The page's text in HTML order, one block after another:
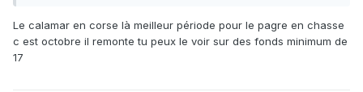
Le calamar en corse là meilleur période pour le pagre en chasse
c est octobre il remonte tu peux le voir sur des fonds minimum de
17